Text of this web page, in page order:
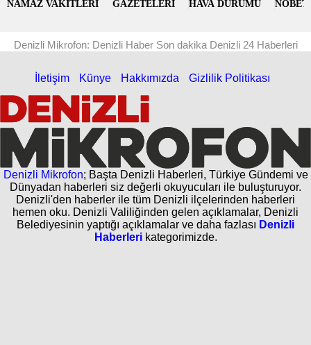
NAMAZ VAKİTLERİ GAZETELERİ HAVA DURUMU
Denizli Mikrofon: Denizli Haber Son dakika Denizli 24 Haberleri
İletişim Künye Hakkımızda Gizlilik Politikası
Denizli Mikrofon; Başta Denizli Haberleri, Türkiye Gündemi ve
Dünyadan haberleri siz değerli okuyucuları ile buluşturuyor.
Denizli'den haberler ile tüm Denizli ilçelerinden haberleri
hemen oku. Denizli Valiliğinden gelen açıklamalar, Denizli
Belediyesinin yaptığı açıklamalar ve daha fazlası Denizli
Haberlerikategorimizde.